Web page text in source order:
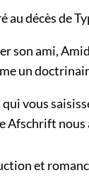
au décès de
son ami,
un
qui vous
Afschrift
et